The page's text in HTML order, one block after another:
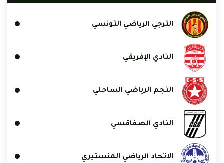
الترجي الرياضي التونسي
النادي الإفريقي
النجم الرياضي الساحلي
النادي الصفاقسي
الإتحاد الرياضي المنستيري